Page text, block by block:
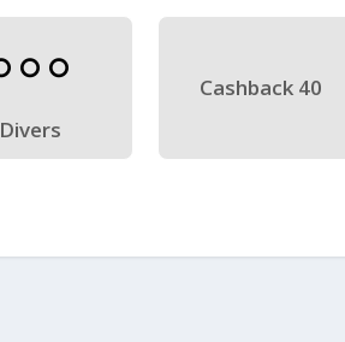
Divers
Cashback 40